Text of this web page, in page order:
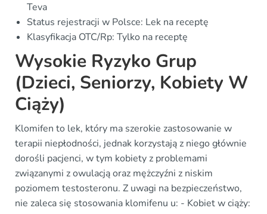
Teva
Status rejestracji w Polsce: Lek na receptę
Klasyfikacja OTC/Rp: Tylko na receptę
Wysokie Ryzyko Grup
(Dzieci, Seniorzy, Kobiety W
Ciąży)
Klomifen to lek, który ma szerokie zastosowanie w
terapii niepłodności, jednak korzystają z niego głównie
dorośli pacjenci, w tym kobiety z problemami
związanymi z owulacją oraz mężczyźni z niskim
poziomem testosteronu. Z uwagi na bezpieczeństwo,
nie zaleca się stosowania klomifenu u: - Kobiet w ciąży: